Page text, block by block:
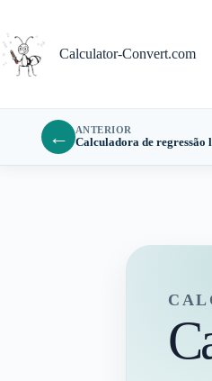
o
conteúdo
Calculator-Convert.com
← ANTERIOR
Calculadora de regressão